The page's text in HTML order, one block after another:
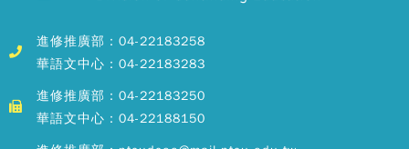
進修推廣部：04-22183258
華語文中心：04-22183283
進修推廣部：04-22183250
華語文中心：04-22188150